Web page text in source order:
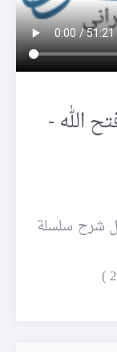
فتح الله -
شرح سلسلة